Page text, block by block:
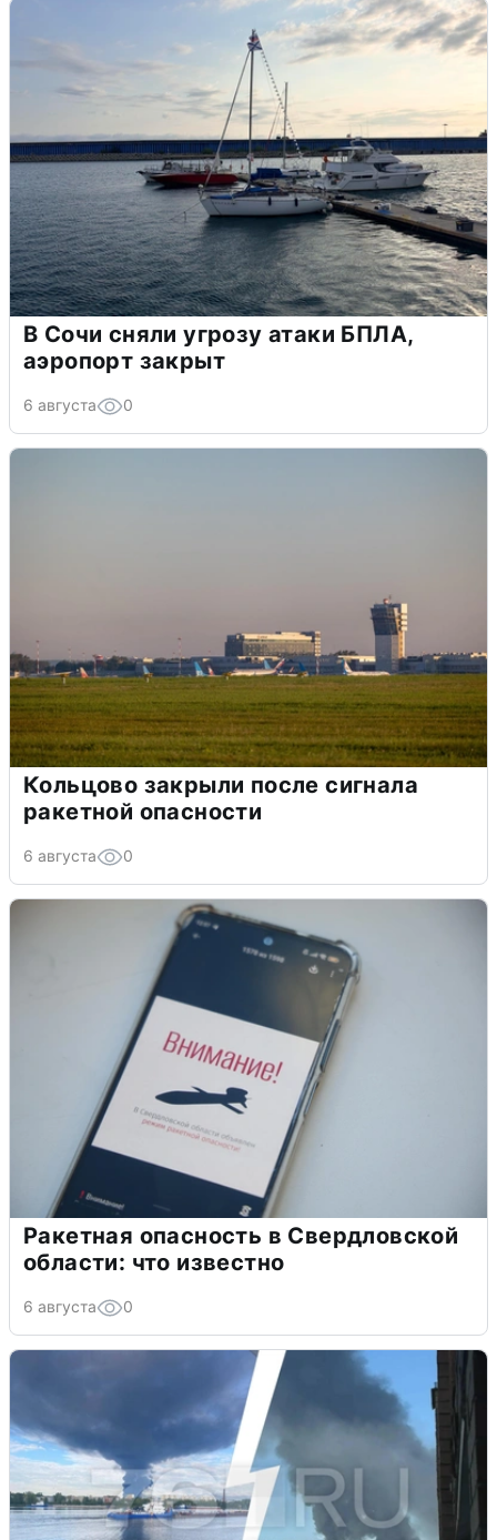
В Сочи сняли угрозу атаки БПЛА,
аэропорт закрыт
6 августа 0
Кольцово закрыли после сигнала
ракетной опасности
6 августа 0
Ракетная опасность в Свердловской
области: что известно
6 августа 0